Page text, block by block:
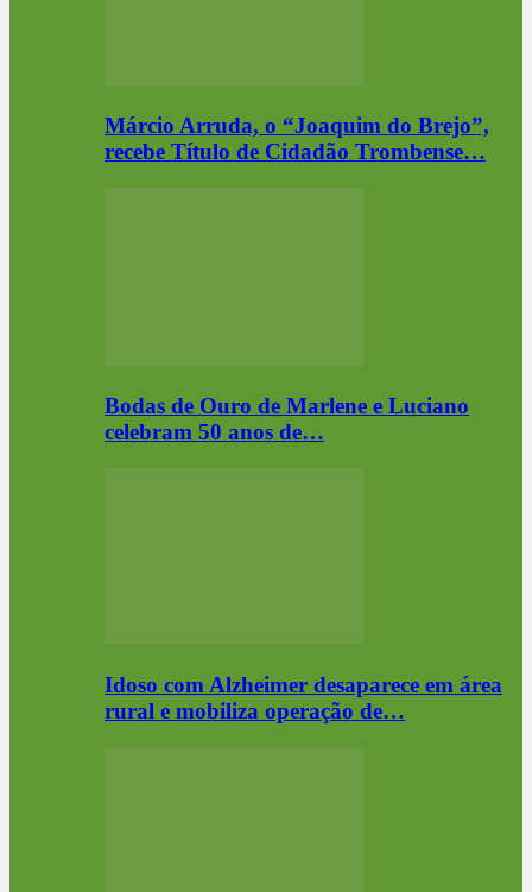
Márcio Arruda, o “Joaquim do Brejo”,
recebe Título de Cidadão Trombense…
Bodas de Ouro de Marlene e Luciano
celebram 50 anos de…
Idoso com Alzheimer desaparece em área
rural e mobiliza operação de…